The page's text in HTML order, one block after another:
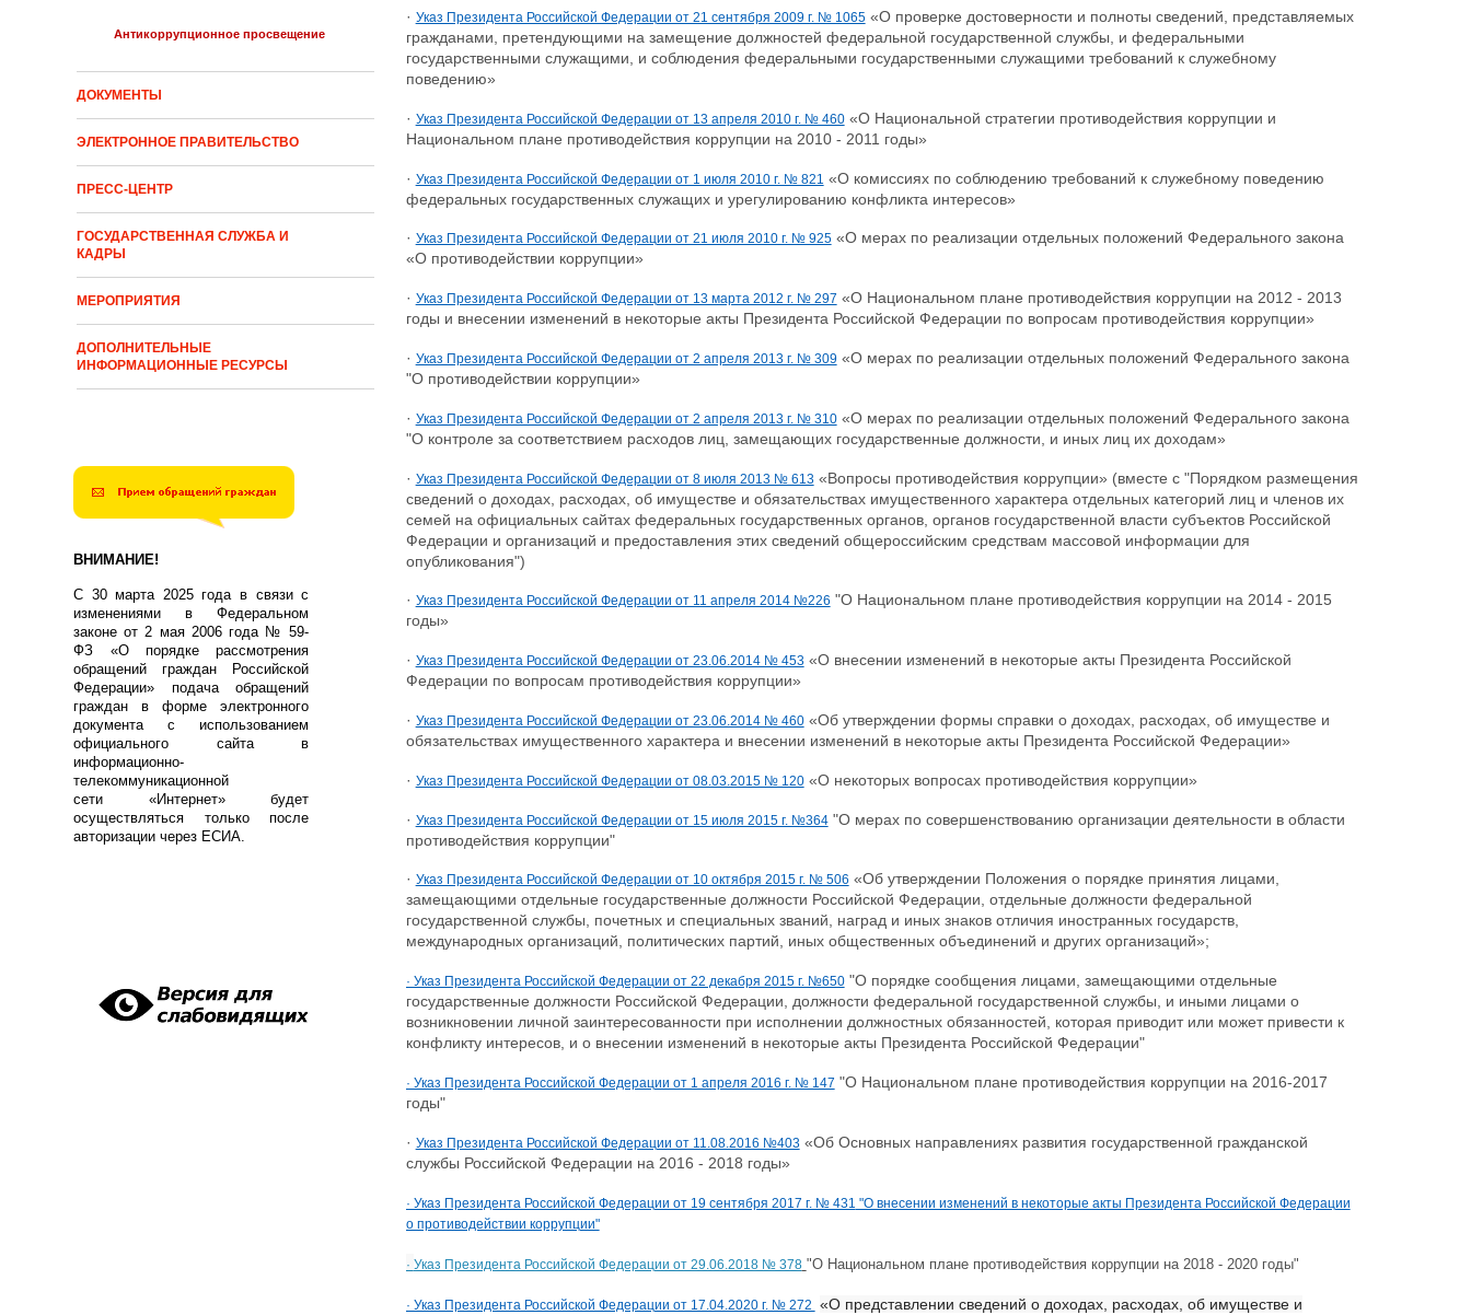
Антикоррупционное просвещение
ДОКУМЕНТЫ
ЭЛЕКТРОННОЕ ПРАВИТЕЛЬСТВО
ПРЕСС-ЦЕНТР
ГОСУДАРСТВЕННАЯ СЛУЖБА И
КАДРЫ
МЕРОПРИЯТИЯ
ДОПОЛНИТЕЛЬНЫЕ
ИНФОРМАЦИОННЫЕ РЕСУРСЫ
ВНИМАНИЕ!
С 30 марта 2025 года в связи с
изменениями в Федеральном
законе от 2 мая 2006 года № 59-
ФЗ «О порядке рассмотрения
обращений граждан Российской
Федерации» подача обращений
граждан в форме электронного
документа с использованием
официального сайта в
информационно-
телекоммуникационной
сети «Интернет» будет
осуществляться только после
авторизации через ЕСИА.
· Указ Президента Российской Федерации от 21 сентября 2009 г. № 1065«О проверке достоверности и полноты сведений, представляемых
гражданами, претендующими на замещение должностей федеральной государственной службы, и федеральными
государственными служащими, и соблюдения федеральными государственными служащими требований к служебному
поведению»
· Указ Президента Российской Федерации от 13 апреля 2010 г. № 460«О Национальной стратегии противодействия коррупции и
Национальном плане противодействия коррупции на 2010 - 2011 годы»
· Указ Президента Российской Федерации от 1 июля 2010 г. № 821 «О комиссиях по соблюдению требований к служебному поведению
федеральных государственных служащих и урегулированию конфликта интересов»
· Указ Президента Российской Федерации от 21 июля 2010 г. № 925«О мерах по реализации отдельных положений Федерального закона
«О противодействии коррупции»
· Указ Президента Российской Федерации от 13 марта 2012 г. № 297 «О Национальном плане противодействия коррупции на 2012 - 2013
годы и внесении изменений в некоторые акты Президента Российской Федерации по вопросам противодействия коррупции»
· Указ Президента Российской Федерации от 2 апреля 2013 г. № 309«О мерах по реализации отдельных положений Федерального закона
"О противодействии коррупции»
· Указ Президента Российской Федерации от 2 апреля 2013 г. № 310«О мерах по реализации отдельных положений Федерального закона
"О контроле за соответствием расходов лиц, замещающих государственные должности, и иных лиц их доходам»
· Указ Президента Российской Федерации от 8 июля 2013 № 613«Вопросы противодействия коррупции» (вместе с "Порядком размещения
сведений о доходах, расходах, об имуществе и обязательствах имущественного характера отдельных категорий лиц и членов их
семей на официальных сайтах федеральных государственных органов, органов государственной власти субъектов Российской
Федерации и организаций и предоставления этих сведений общероссийским средствам массовой информации для
опубликования")
· Указ Президента Российской Федерации от 11 апреля 2014 №226 "О Национальном плане противодействия коррупции на 2014 - 2015
годы»
· Указ Президента Российской Федерации от 23.06.2014 № 453«О внесении изменений в некоторые акты Президента Российской
Федерации по вопросам противодействия коррупции»
· Указ Президента Российской Федерации от 23.06.2014 № 460«Об утверждении формы справки о доходах, расходах, об имуществе и
обязательствах имущественного характера и внесении изменений в некоторые акты Президента Российской Федерации»
· Указ Президента Российской Федерации от 08.03.2015 № 120«О некоторых вопросах противодействия коррупции»
· Указ Президента Российской Федерации от 15 июля 2015 г. №364"О мерах по совершенствованию организации деятельности в области
противодействия коррупции"
· Указ Президента Российской Федерации от 10 октября 2015 г. № 506 «Об утверждении Положения о порядке принятия лицами,
замещающими отдельные государственные должности Российской Федерации, отдельные должности федеральной
государственной службы, почетных и специальных званий, наград и иных знаков отличия иностранных государств,
международных организаций, политических партий, иных общественных объединений и других организаций»;
· Указ Президента Российской Федерации от 22 декабря 2015 г. №650"О порядке сообщения лицами, замещающими отдельные
государственные должности Российской Федерации, должности федеральной государственной службы, и иными лицами о
возникновении личной заинтересованности при исполнении должностных обязанностей, которая приводит или может привести к
конфликту интересов, и о внесении изменений в некоторые акты Президента Российской Федерации"
· Указ Президента Российской Федерации от 1 апреля 2016 г. № 147 "О Национальном плане противодействия коррупции на 2016-2017
годы"
· Указ Президента Российской Федерации от 11.08.2016 №403«Об Основных направлениях развития государственной гражданской
службы Российской Федерации на 2016 - 2018 годы»
· Указ Президента Российской Федерации от 19 сентября 2017 г. № 431 "О внесении изменений в некоторые акты Президента Российской Федерации
о противодействии коррупции"
· Указ Президента Российской Федерации от 29.06.2018 № 378 "О Национальном плане противодействия коррупции на 2018 - 2020 годы"
· Указ Президента Российской Федерации от 17.04.2020 г. № 272 «О представлении сведений о доходах, расходах, об имуществе и